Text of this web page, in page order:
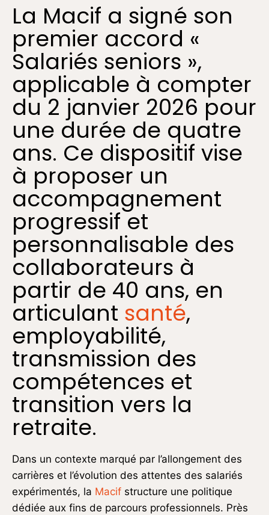
La Macif a signé son
premier accord «
Salariés seniors »,
applicable à compter
du 2 janvier 2026 pour
une durée de quatre
ans. Ce dispositif vise
à proposer un
accompagnement
progressif et
personnalisable des
collaborateurs à
partir de 40 ans, en
articulant santé,
employabilité,
transmission des
compétences et
transition vers la
retraite.
Dans un contexte marqué par l’allongement des
carrières et l’évolution des attentes des salariés
expérimentés, la Macif structure une politique
dédiée aux fins de parcours professionnels. Près